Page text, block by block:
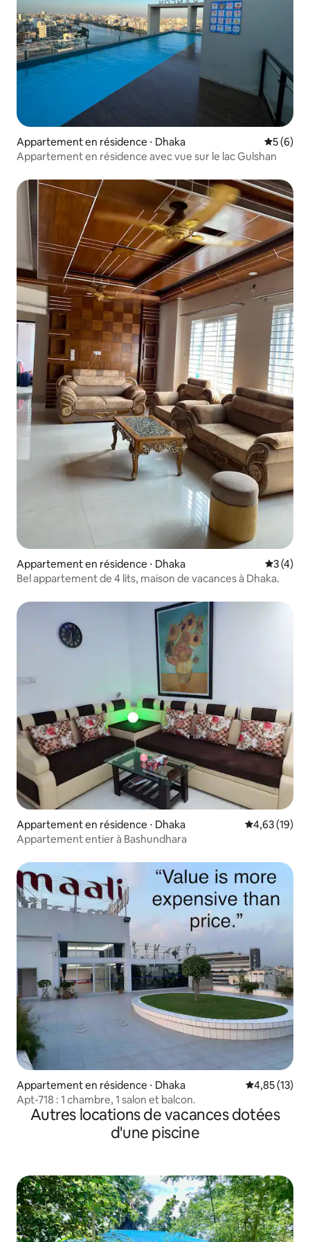
Appartement en résidence ⋅ Dhaka
5 (6)
Appartement en résidence avec vue sur le lac Gulshan
Appartement en résidence ⋅ Dhaka
3 (4)
Bel appartement de 4 lits, maison de vacances à Dhaka.
Appartement en résidence ⋅ Dhaka Évaluation
4,63 (19)
Appartement entier à Bashundhara
Appartement en résidence ⋅ Dhaka Évaluation
4,85 (13)
Apt-718 : 1 chambre, 1 salon et balcon.
Autres locations de vacances dotées
d'une piscine